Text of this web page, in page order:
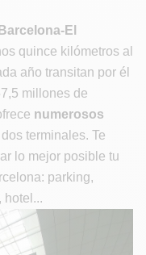
El
quince kilómetros al
año transitan por él
millones de
numerosos
terminales. Te
lo mejor posible tu
parking,
hotel...